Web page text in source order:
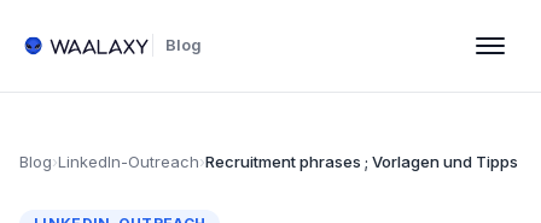
Blog
Blog›LinkedIn-Outreach›Recruitment phrases ; Vorlagen und Tipps